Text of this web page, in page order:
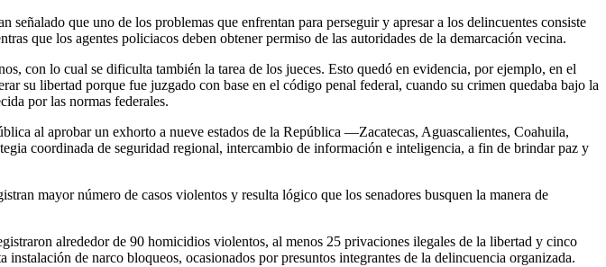
que uno de los problemas que enfrentan para perseguir y apresar a los delincuentes consiste
que los agentes policiacos deben obtener permiso de las autoridades de la demarcación vecina.
con lo cual se dificulta también la tarea de los jueces. Esto quedó en evidencia, por ejemplo, en el
su libertad porque fue juzgado con base en el código penal federal, cuando su crimen quedaba bajo la
por las normas federales.
al aprobar un exhorto a nueve estados de la República —Zacatecas, Aguascalientes, Coahuila,
coordinada de seguridad regional, intercambio de información e inteligencia, a fin de brindar paz y
mayor número de casos violentos y resulta lógico que los senadores busquen la manera de
alrededor de 90 homicidios violentos, al menos 25 privaciones ilegales de la libertad y cinco
de narco bloqueos, ocasionados por presuntos integrantes de la delincuencia organizada.